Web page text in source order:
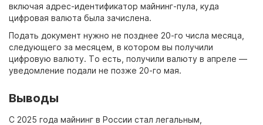
включая адрес-идентификатор майнинг-пула, куда
цифровая валюта была зачислена.
Подать документ нужно не позднее 20-го числа месяца,
следующего за месяцем, в котором вы получили
цифровую валюту. То есть, получили валюту в апреле —
уведомление подали не позже 20-го мая.
Выводы
С 2025 года майнинг в России стал легальным,